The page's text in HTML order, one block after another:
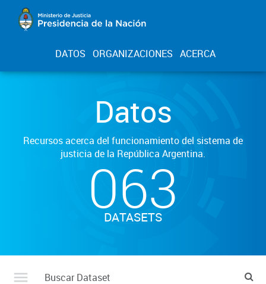
DATOS ORGANIZACIONES ACERCA
Datos
Recursos acerca del funcionamiento del sistema de
justicia de la República Argentina.
063
DATASETS